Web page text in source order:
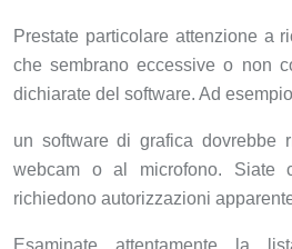
Prestate particolare attenzione a
che sembrano eccessive o non
dichiarate del software. Ad
un software di grafica dovrebbe
webcam o al microfono. Siate
richiedono autorizzazioni
Esaminate attentamente la